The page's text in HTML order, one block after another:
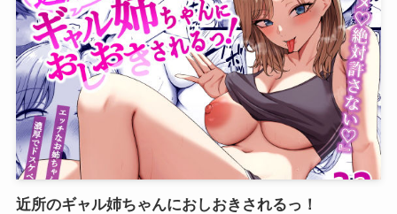
近所のギャル姉ちゃんにおしおきされるっ！